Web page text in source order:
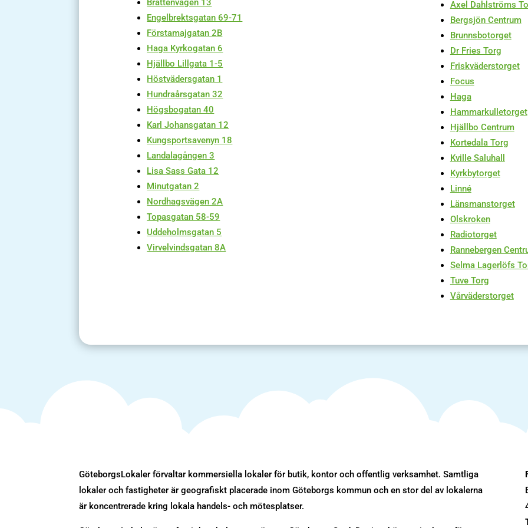
Brattenvägen 13
Engelbrektsgatan 69-71
Förstamajgatan 2B
Haga Kyrkogatan 6
Hjällbo Lillgata 1-5
Höstvädersgatan 1
Hundraårsgatan 32
Högsbogatan 40
Karl Johansgatan 12
Kungsportsavenyn 18
Landalagången 3
Lisa Sass Gata 12
Minutgatan 2
Nordhagsvägen 2A
Topasgatan 58-59
Uddeholmsgatan 5
Virvelvindsgatan 8A
Axel Dahlströms
Bergsjön Centrum
Brunnsbotorget
Dr Fries Torg
Friskväderstorget
Focus
Haga
Hammarkulletorget
Hjällbo Centrum
Kortedala Torg
Kville Saluhall
Kyrkbytorget
Linné
Länsmanstorget
Olskroken
Radiotorget
Rannebergen
Selma Lagerlöfs
Tuve Torg
Vårväderstorget
GöteborgsLokaler förvaltar kommersiella lokaler för butik, kontor och offentlig verksamhet. Samtliga
lokaler och fastigheter är geografiskt placerade inom Göteborgs kommun och en stor del av lokalerna
är koncentrerade kring lokala handels- och mötesplatser.